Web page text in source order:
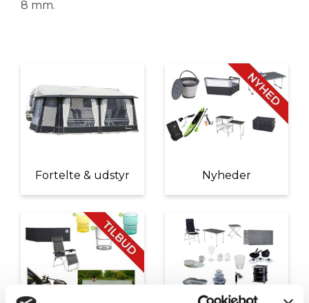
8 mm.
Fortelte & udstyr Nyheder